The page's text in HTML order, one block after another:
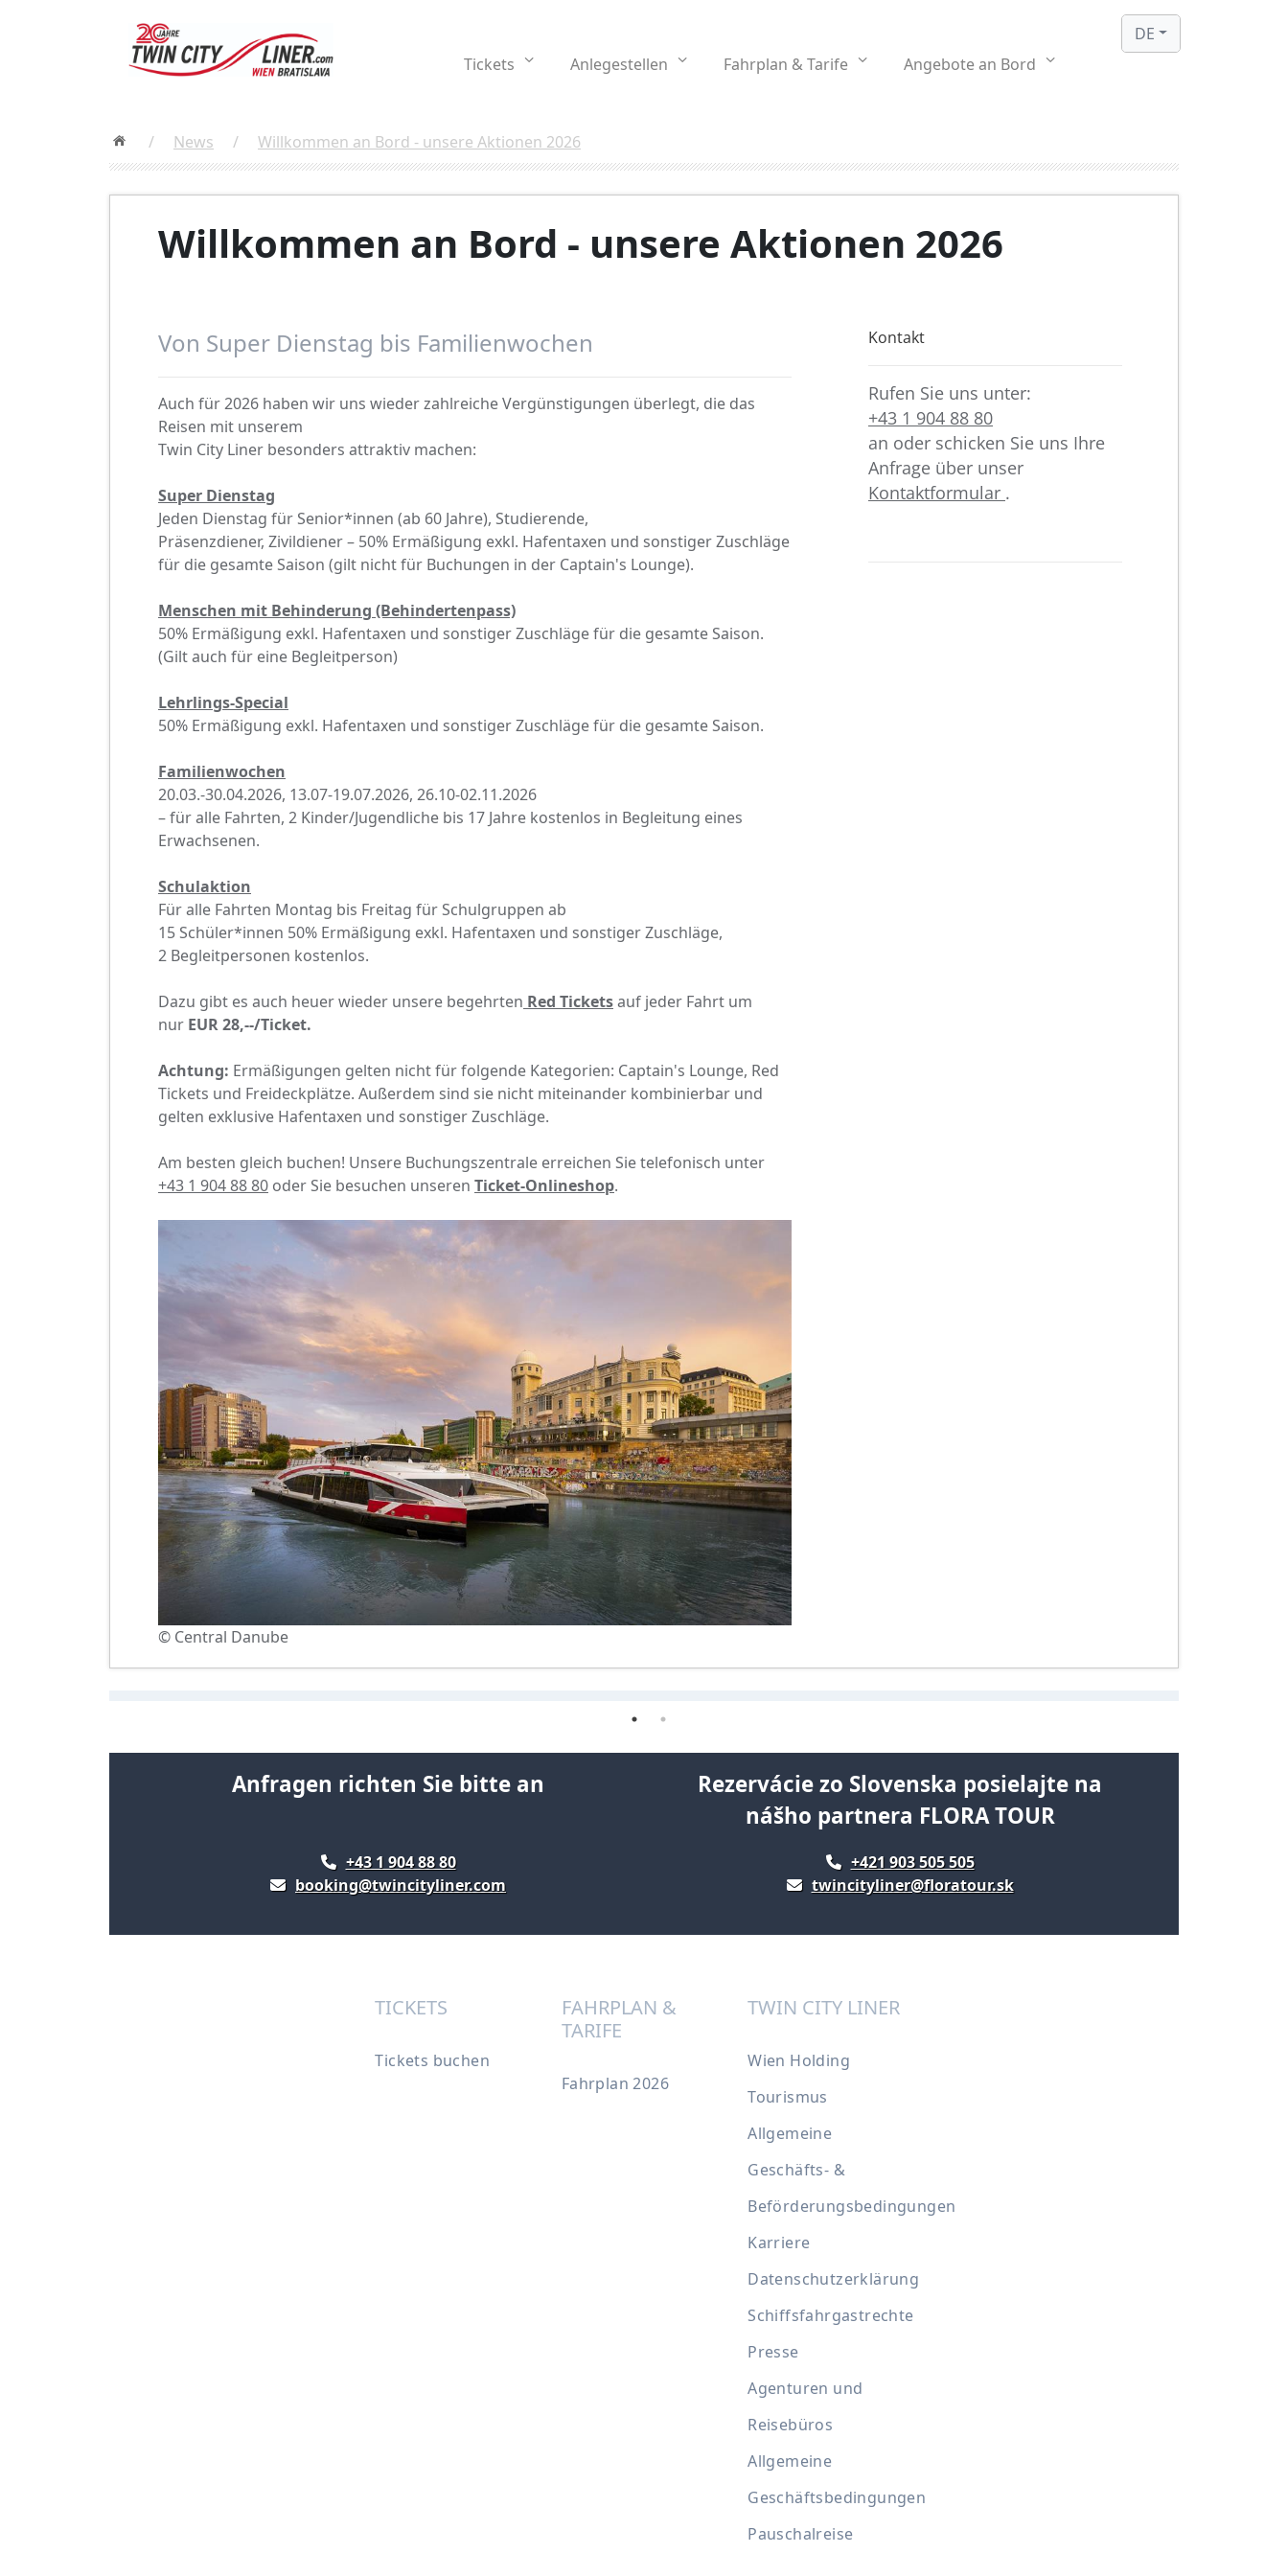
Tickets Anlegestellen Fahrplan & Tarife Angebote an Bord
DE
/ News / Willkommen an Bord - unsere Aktionen 2026
Willkommen an Bord - unsere Aktionen 2026
Von Super Dienstag bis Familienwochen
Auch für 2026 haben wir uns wieder zahlreiche Vergünstigungen überlegt, die das
Reisen mit unserem
Twin City Liner besonders attraktiv machen:
Super Dienstag
Jeden Dienstag für Senior*innen (ab 60 Jahre), Studierende,
Präsenzdiener, Zivildiener – 50% Ermäßigung exkl. Hafentaxen und sonstiger Zuschläge
für die gesamte Saison (gilt nicht für Buchungen in der Captain's Lounge).
Menschen mit Behinderung (Behindertenpass)
50% Ermäßigung exkl. Hafentaxen und sonstiger Zuschläge für die gesamte Saison.
(Gilt auch für eine Begleitperson)
Lehrlings-Special
50% Ermäßigung exkl. Hafentaxen und sonstiger Zuschläge für die gesamte Saison.
Familienwochen
20.03.-30.04.2026, 13.07-19.07.2026, 26.10-02.11.2026
– für alle Fahrten, 2 Kinder/Jugendliche bis 17 Jahre kostenlos in Begleitung eines
Erwachsenen.
Schulaktion
Für alle Fahrten Montag bis Freitag für Schulgruppen ab
15 Schüler*innen 50% Ermäßigung exkl. Hafentaxen und sonstiger Zuschläge,
2 Begleitpersonen kostenlos.
Dazu gibt es auch heuer wieder unsere begehrten Red Ticketsauf jeder Fahrt um
nur EUR 28,--/Ticket.
Achtung: Ermäßigungen gelten nicht für folgende Kategorien: Captain's Lounge, Red
Tickets und Freideckplätze. Außerdem sind sie nicht miteinander kombinierbar und
gelten exklusive Hafentaxen und sonstiger Zuschläge.
Am besten gleich buchen! Unsere Buchungszentrale erreichen Sie telefonisch unter
+43 1 904 88 80 oder Sie besuchen unseren Ticket-Onlineshop.
© Central Danube
Kontakt
Rufen Sie uns unter:
+43 1 904 88 80
an oder schicken Sie uns Ihre
Anfrage über unser
Kontaktformular .
Anfragen richten Sie bitte an
+43 1 904 88 80
booking@twincityliner.com
Rezervácie zo Slovenska posielajte na
nášho partnera FLORA TOUR
+421 903 505 505
twincityliner@floratour.sk
TICKETS
Tickets buchen
FAHRPLAN &
TARIFE
Fahrplan 2026
TWIN CITY LINER
Wien Holding
Tourismus
Allgemeine
Geschäfts- &
Beförderungsbedingungen
Karriere
Datenschutzerklärung
Schiffsfahrgastrechte
Presse
Agenturen und
Reisebüros
Allgemeine
Geschäftsbedingungen
Pauschalreise